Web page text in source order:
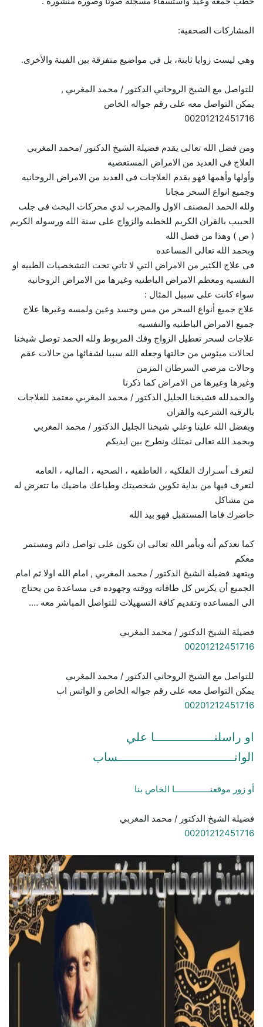
المشاركات الصحفية:
وهي ليست زوايا ثابتة، بل في مواضيع متفرقة بين الفينة والأخرى.
للتواصل مع الشيخ الروحاني الدكتور / محمد المغربي ,
يمكن التواصل معه على رقم جواله الخاص
00201212451716
ومن فضل الله تعالى يقدم فضيلة الشيخ الدكتور /محمد المغربي
العلاج فى العديد من الامراض المستعصيه
وأولها وأهمها فهو يقدم العلاجات فى العديد من الامراض الروحانيه
وجميع انواع السحر مجانا
ولله الحمد المصنف الاول والمجرب لدي محركات البحث فى جلب
الحبيب بالقران الكريم للخطبه والزواج على سنة الله ورسوله الكريم
( ص ) وهذا من فضل الله
وبحمد الله تعالى المساعده
فى علاج الكثير من الامراض التي لا تاتي تحت التشخصيات الطبيه او
النفسيه ومعظم الامراض الباطنيه وغيرها من الامراض الروحانيه
سواء كانت على سبيل المثال :
علاج جميع أنواع السحر من مس وحسد وعين ولمسه وغيرها علاج
جميع الامراض الباطنيه والنفسيه
علاجات لسحر تعطيل الزواج وفك المربوط ولله الحمد توصل شيخنا
لحالات ميئوس من حالتها وجعله الله سببا لشفائها من حالات عقم
وحالات مرضي السرطان المزمن
وغيرها وغيرها من الامراض كما ذكرنا
والحمدلله فشيخنا الجليل الدكتور / محمد المغربي معتمد للعلاجات
بالرقيه الشرعيه والقران
وبفضل الله علينا وعلي شيخنا الجليل الدكتور / محمد المغربي
وبحمد الله تعالى نمتلك ونطرح بين ايديكم
لتعرف أسـرارك الفلكيه ، العاطفيه ، الصحيه ، الماليه ، العامه
لتعرف فيها من بداية تكوين شخصيتك وطباعك ماضيك ما تتعرض له
من مشاكل
حاضرك فاما المستقبل فهو بيد الله
كما نعدكم أنه وبأمر الله تعالى ان نكون على تواصل دائم ومستمر
معكم
ويتعهد فضيلة الشيخ الدكتور / محمد المغربي , امام الله اولا ثم امام
الجميع أن يكرس كل طاقاته ووقته وجهوده فى مساعدة من يحتاج
الى المساعده وتقديم كافة التسهيلات للتواصل المباشر معه ….
فضيلة الشيخ الدكتور / محمد المغربي
00201212451716
للتواصل مع الشيخ الروحاني الدكتور / محمد المغربي
يمكن التواصل معه على رقم جواله الخاص و الواتس اب
00201212451716
او راسلنـــــــــــــــــا علي
الواتـــــــــــــــــــــــــــــــــساب
أو زور موقعنـــــــــــــــا الخاص بنا
فضيلة الشيخ الدكتور / محمد المغربي
00201212451716